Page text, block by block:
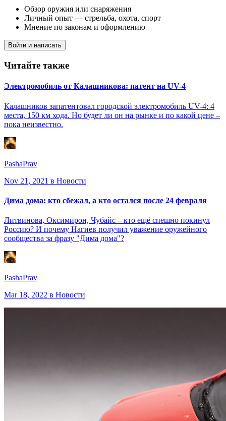
Обзор оружия или снаряжения
Личный опыт — стрельба, охота, спорт
Мнение по законам и оформлению
Войти и написать
Читайте также
Электромобиль от Калашникова: патент на UV-4
Калашников запатентовал городской электромобиль UV-4: 4
места, 150 км хода. Но будет ли он на рынке и по какой цене –
пока неизвестно.
PashaPrav
Nov 21, 2021 в Новости
Дима дома: кто сбежал, а кто остался после 24 февраля
Литвинова, Оксимирон, Чубайс – кто ещё спешно покинул
Россию? И почему Нагиев получил уважение оружейного
сообщества за фразу "Дима дома"?
PashaPrav
Mar 18, 2022 в Новости